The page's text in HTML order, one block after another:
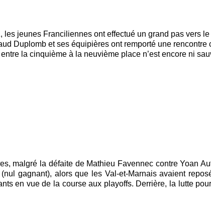
jeunes Franciliennes ont effectué un grand pas vers
Duplomb et ses équipières ont remporté une rencontre
la cinquième à la neuvième place n’est encore ni
malgré la défaite de Mathieu Favennec contre Yoan
gagnant), alors que les Val-et-Marnais avaient
en vue de la course aux playoffs. Derrière, la lutte